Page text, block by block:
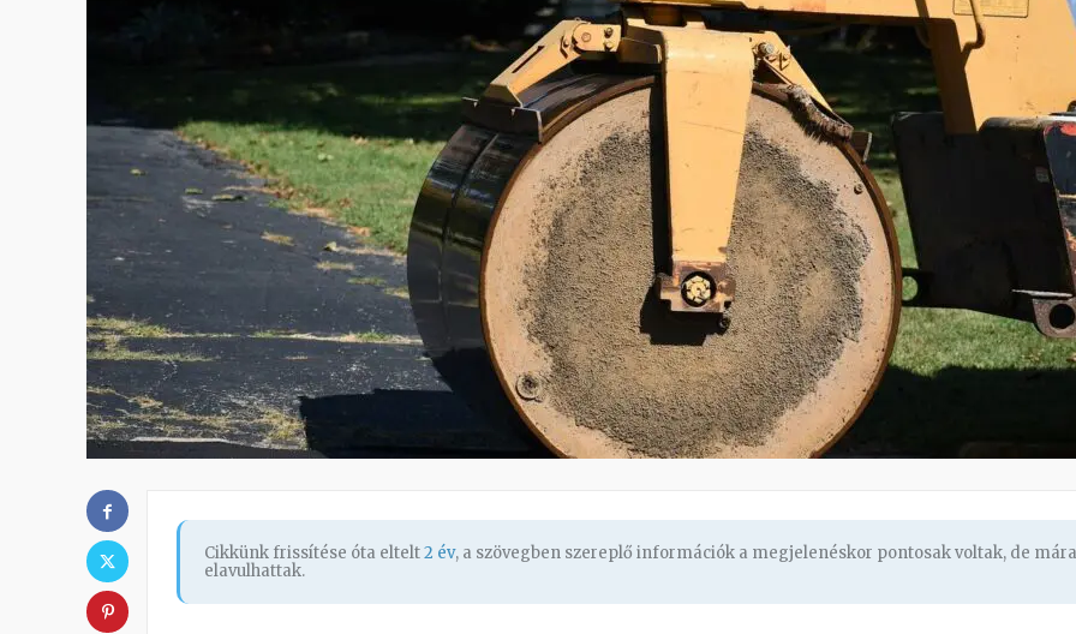
Cikkünk frissítése óta eltelt2 év, a szövegben szereplő információk a megjelenéskor pontosak voltak, de mára
elavulhattak.